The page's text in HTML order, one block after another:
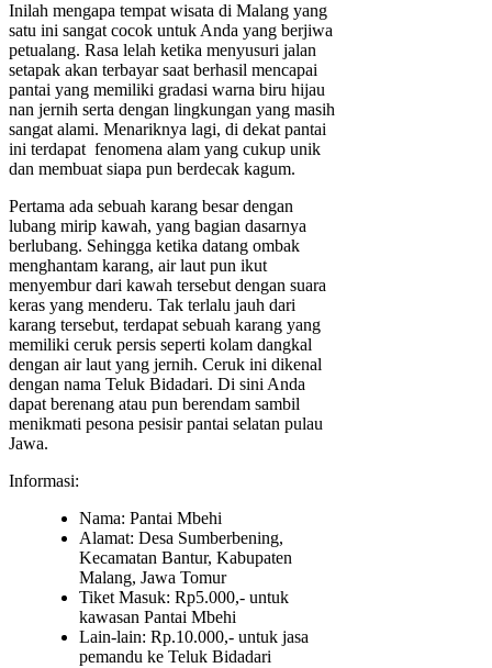
Inilah mengapa tempat wisata di Malang yang
satu ini sangat cocok untuk Anda yang berjiwa
petualang. Rasa lelah ketika menyusuri jalan
setapak akan terbayar saat berhasil mencapai
pantai yang memiliki gradasi warna biru hijau
nan jernih serta dengan lingkungan yang masih
sangat alami. Menariknya lagi, di dekat pantai
ini terdapat fenomena alam yang cukup unik
dan membuat siapa pun berdecak kagum.
Pertama ada sebuah karang besar dengan
lubang mirip kawah, yang bagian dasarnya
berlubang. Sehingga ketika datang ombak
menghantam karang, air laut pun ikut
menyembur dari kawah tersebut dengan suara
keras yang menderu. Tak terlalu jauh dari
karang tersebut, terdapat sebuah karang yang
memiliki ceruk persis seperti kolam dangkal
dengan air laut yang jernih. Ceruk ini dikenal
dengan nama Teluk Bidadari. Di sini Anda
dapat berenang atau pun berendam sambil
menikmati pesona pesisir pantai selatan pulau
Jawa.
Informasi:
Nama: Pantai Mbehi
Alamat: Desa Sumberbening,
Kecamatan Bantur, Kabupaten
Malang, Jawa Tomur
Tiket Masuk: Rp5.000,- untuk
kawasan Pantai Mbehi
Lain-lain: Rp.10.000,- untuk jasa
pemandu ke Teluk Bidadari